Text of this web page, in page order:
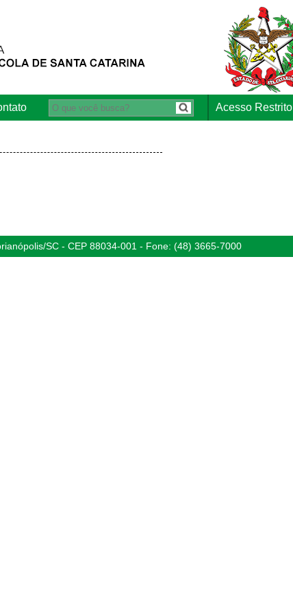
Acesso Restrito
SC - CEP 88034-001 - Fone: (48) 3665-7000